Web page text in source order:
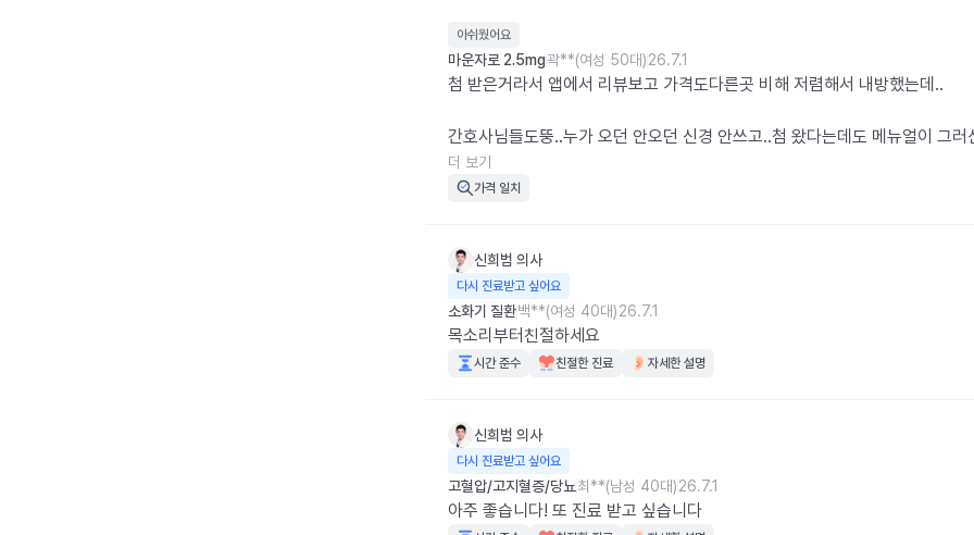
아쉬웠어요
마운자로 2.5mg곽**(여성 50대)26.7.1
첨 받은거라서 앱에서 리뷰보고 가격도다른곳 비해 저렴해서 내방했는데..
간호사님들도뚱..누가 오던 안오던 신경 안쓰고..첨 왔다는데도 메뉴얼이 그러
친절은 둘째치고 정말..앱으로 신청 안해도 될듯요.
또 물으시고..
체중은 얼마 빼셔야됩니다.끝
주의사항도 없음..
리뷰가 있어도 잘 보고 가야겠습니다.
가겠네요.
앱으로 신청했는데 앱에서 결제 안된다면서 현장결제 유도하더니 진료 완료도
서 앱 고객센타 통해서 완료하고 리뷰 남기네요..
더 보기
가격 일치
신희범 의사
다시 진료받고 싶어요
소화기 질환백**(여성 40대)26.7.1
목소리부터친절하세요
시간 준수 친절한 진료 자세한 설명
신희범 의사
다시 진료받고 싶어요
고혈압/고지혈증/당뇨최**(남성 40대)26.7.1
아주 좋습니다! 또 진료 받고 싶습니다